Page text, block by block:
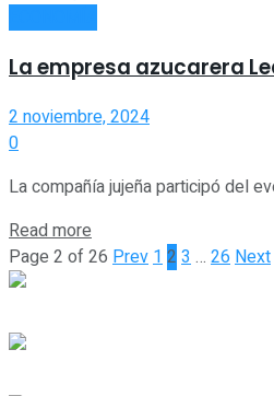
La empresa azucarera
2 noviembre, 2024
0
La compañía jujeña participó del
Read more
Page 2 of 26 Prev 1 2 3 … 26 Next